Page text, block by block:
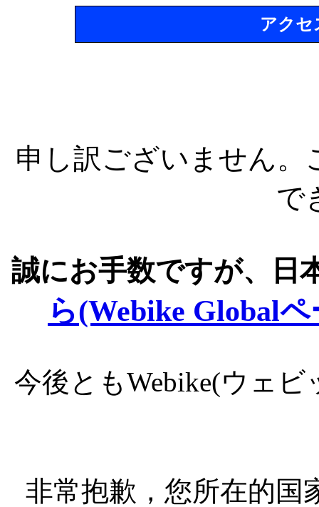
アクセ
申し訳ございません
で
誠にお手数ですが、日
ら(Webike Global
今後ともWebike(ウェ
非常抱歉，您所在的国